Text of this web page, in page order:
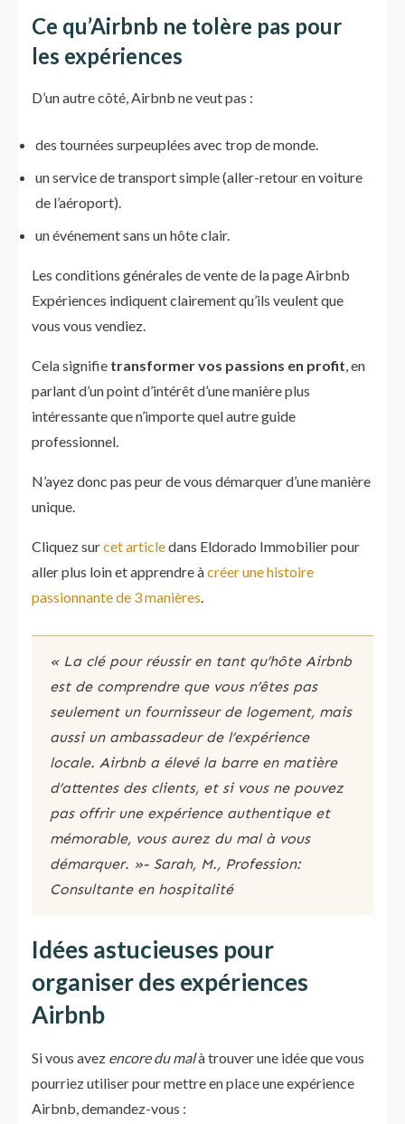
Ce qu’Airbnb ne tolère pas pour
les expériences
D’un autre côté, Airbnb ne veut pas :
des tournées surpeuplées avec trop de monde.
un service de transport simple (aller-retour en voiture
de l’aéroport).
un événement sans un hôte clair.
Les conditions générales de vente de la page Airbnb
Expériences indiquent clairement qu’ils veulent que
vous vous vendiez.
Cela signifie transformer vos passions en profit, en
parlant d’un point d’intérêt d’une manière plus
intéressante que n’importe quel autre guide
professionnel.
N’ayez donc pas peur de vous démarquer d’une manière
unique.
Cliquez surcet articledans Eldorado Immobilier pour
aller plus loin et apprendre àcréer une histoire
passionnante de 3 manières.
« La clé pour réussir en tant qu’hôte Airbnb
est de comprendre que vous n’êtes pas
seulement un fournisseur de logement, mais
aussi un ambassadeur de l’expérience
locale. Airbnb a élevé la barre en matière
d’attentes des clients, et si vous ne pouvez
pas offrir une expérience authentique et
mémorable, vous aurez du mal à vous
démarquer. »- Sarah, M., Profession:
Consultante en hospitalité
Idées astucieuses pour
organiser des expériences
Airbnb
Si vous avez encore du malà trouver une idée que vous
pourriez utiliser pour mettre en place une expérience
Airbnb, demandez-vous :